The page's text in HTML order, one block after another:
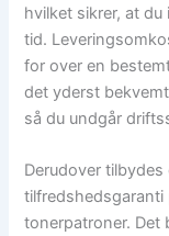
hvilket sikrer, at
tid.
for over en
det yderst
så du undgår
Derudover
tilfredshedsgaranti
tonerpatroner. Det